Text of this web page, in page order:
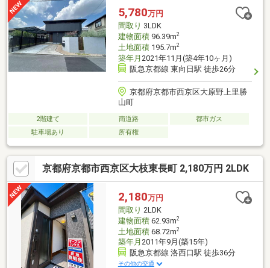
す ━━━━━・・・物件の詳細・ご相談はお気軽にお問い合わせ
ください。
5,780万円
間取り 3LDK
建物面積96.39m2
土地面積195.7m2
築年月 2021年11月(築4年10ヶ月)
阪急京都線 東向日駅 徒歩26分
京都府京都市西京区大原野上里勝
山町
2階建て 南道路
都市ガス
駐車場あり
所有権
京都府京都市西京区大枝東長町 2,180万円 2LDK
2,180万円
間取り 2LDK
建物面積62.93m2
土地面積68.72m2
築年月 2011年9月(築15年)
阪急京都線 洛西口駅 徒歩36分
その他の交通